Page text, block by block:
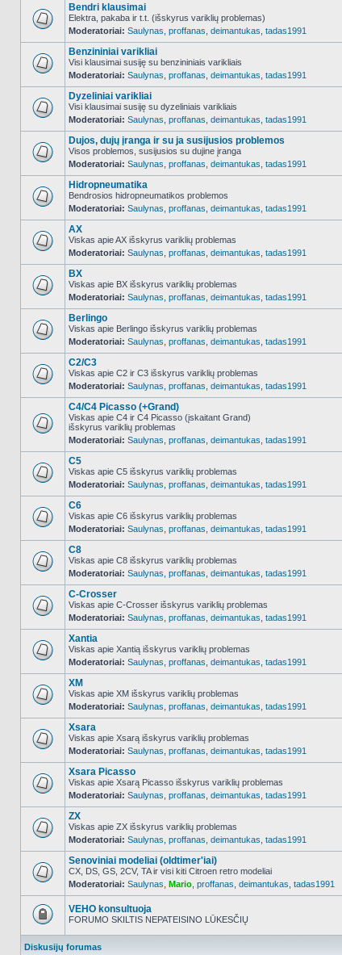
NO_UNREAD_POSTS
Bendri klausimai
Elektra, pakaba ir t.t. (išskyrus variklių problemas)
Moderatoriai: Saulynas proffanas deimantukas tadas1991
NO_UNREAD_POSTS
Benzininiai varikliai
Visi klausimai susiję su benzininiais varikliais
Moderatoriai: Saulynas proffanas deimantukas tadas1991
NO_UNREAD_POSTS
Dyzeliniai varikliai
Visi klausimai susiję su dyzeliniais varikliais
Moderatoriai: Saulynas proffanas deimantukas tadas1991
NO_UNREAD_POSTS
Dujos, dujų įranga ir su ja susijusios problemos
Visos problemos, susijusios su dujine įranga
Moderatoriai: Saulynas proffanas deimantukas tadas1991
NO_UNREAD_POSTS
Hidropneumatika
Bendrosios hidropneumatikos problemos
Moderatoriai: Saulynas proffanas deimantukas tadas1991
NO_UNREAD_POSTS
AX
Viskas apie AX išskyrus variklių problemas
Moderatoriai: Saulynas proffanas deimantukas tadas1991
NO_UNREAD_POSTS
BX
Viskas apie BX išskyrus variklių problemas
Moderatoriai: Saulynas proffanas deimantukas tadas1991
NO_UNREAD_POSTS
Berlingo
Viskas apie Berlingo išskyrus variklių problemas
Moderatoriai: Saulynas proffanas deimantukas tadas1991
NO_UNREAD_POSTS
C2/C3
Viskas apie C2 ir C3 išskyrus variklių problemas
Moderatoriai: Saulynas proffanas deimantukas tadas1991
NO_UNREAD_POSTS
C4/C4 Picasso (+Grand)
Viskas apie C4 ir C4 Picasso (įskaitant Grand)
išskyrus variklių problemas
Moderatoriai: Saulynas proffanas deimantukas tadas1991
NO_UNREAD_POSTS
C5
Viskas apie C5 išskyrus variklių problemas
Moderatoriai: Saulynas proffanas deimantukas tadas1991
NO_UNREAD_POSTS
C6
Viskas apie C6 išskyrus variklių problemas
Moderatoriai: Saulynas proffanas deimantukas tadas1991
NO_UNREAD_POSTS
C8
Viskas apie C8 išskyrus variklių problemas
Moderatoriai: Saulynas proffanas deimantukas tadas1991
NO_UNREAD_POSTS
C-Crosser
Viskas apie C-Crosser išskyrus variklių problemas
Moderatoriai: Saulynas proffanas deimantukas tadas1991
NO_UNREAD_POSTS
Xantia
Viskas apie Xantią išskyrus variklių problemas
Moderatoriai: Saulynas proffanas deimantukas tadas1991
NO_UNREAD_POSTS
XM
Viskas apie XM išskyrus variklių problemas
Moderatoriai: Saulynas proffanas deimantukas tadas1991
NO_UNREAD_POSTS
Xsara
Viskas apie Xsarą išskyrus variklių problemas
Moderatoriai: Saulynas proffanas deimantukas tadas1991
NO_UNREAD_POSTS
Xsara Picasso
Viskas apie Xsarą Picasso išskyrus variklių problemas
Moderatoriai: Saulynas proffanas deimantukas tadas1991
NO_UNREAD_POSTS
ZX
Viskas apie ZX išskyrus variklių problemas
Moderatoriai: Saulynas proffanas deimantukas tadas1991
NO_UNREAD_POSTS
Senoviniai modeliai (oldtimer'iai)
CX, DS, GS, 2CV, TA ir visi kiti Citroen retro modeliai
Moderatoriai: Saulynas Mario proffanas deimantukas tadas1991
užrakintas
VEHO konsultuoja
FORUMO SKILTIS NEPATEISINO LŪKESČIŲ
Diskusijų forumas